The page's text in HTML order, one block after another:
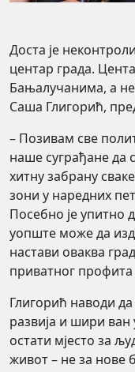
Доста је
центар града.
Бањалучанима, а
Саша Глигорић,
– Позивам све
наше суграђане да
хитну забрану
зони у наредних
Посебно је упитно
уопште може да
настави оваква
приватног профита
Глигорић наводи
развија и шири
остати мјесто за
живот – не за нове